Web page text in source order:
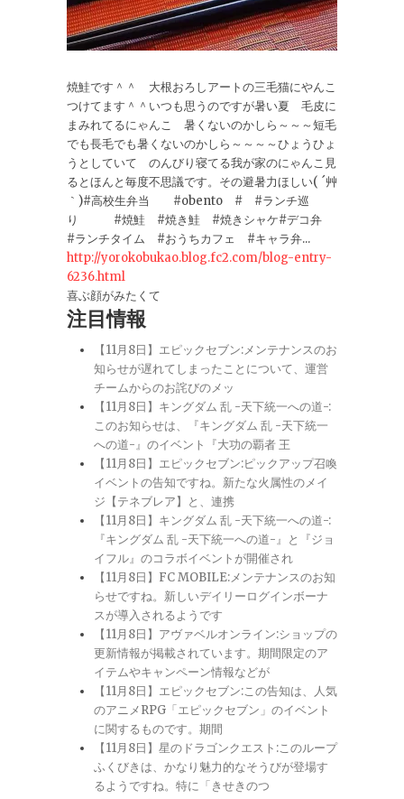
焼鮭です＾＾ 大根おろしアートの三毛猫にやんこ
つけてます＾＾いつも思うのですが暑い夏 毛皮に
まみれてるにゃんこ 暑くないのかしら～～～短毛
でも長毛でも暑くないのかしら～～～～ひょうひょ
うとしていて のんびり寝てる我が家のにゃんこ見
るとほんと毎度不思議です。その避暑力ほしい( ´艸
｀)#高校生弁当 #obento # #ランチ巡
り #焼鮭 #焼き鮭 #焼きシャケ#デコ弁
#ランチタイム #おうちカフェ #キャラ弁...
http://yorokobukao.blog.fc2.com/blog-entry-
6236.html
喜ぶ顔がみたくて
注目情報
【11月8日】エピックセブン:メンテナンスのお
知らせが遅れてしまったことについて、運営
チームからのお詫びのメッ
【11月8日】キングダム 乱 -天下統一への道-:
このお知らせは、『キングダム 乱 -天下統一
への道-』のイベント『大功の覇者 王
【11月8日】エピックセブン:ピックアップ召喚
イベントの告知ですね。新たな火属性のメイ
ジ【テネブレア】と、連携
【11月8日】キングダム 乱 -天下統一への道-:
『キングダム 乱 -天下統一への道-』と『ジョ
イフル』のコラボイベントが開催され
【11月8日】FC MOBILE:メンテナンスのお知
らせですね。新しいデイリーログインボーナ
スが導入されるようです
【11月8日】アヴァベルオンライン:ショップの
更新情報が掲載されています。期間限定のア
イテムやキャンペーン情報などが
【11月8日】エピックセブン:この告知は、人気
のアニメRPG「エピックセブン」のイベント
に関するものです。期間
【11月8日】星のドラゴンクエスト:このループ
ふくびきは、かなり魅力的なそうびが登場す
るようですね。特に「きせきのつ